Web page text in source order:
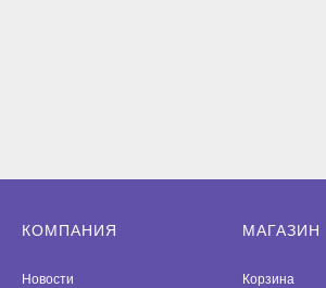
КОМПАНИЯ
Новости
МАГАЗИН
Корзина